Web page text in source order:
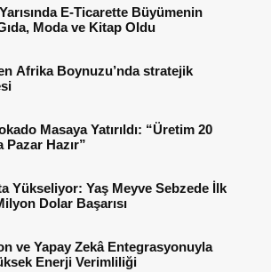
Yarısında E-Ticarette Büyümenin
Moda ve Kitap Oldu
Afrika Boynuzu’nda stratejik
Masaya Yatırıldı: “Üretim 20
Hazır”
Yükseliyor: Yaş Meyve Sebzede İlk
Dolar Başarısı
ve Yapay Zekâ Entegrasyonuyla
Enerji Verimliliği